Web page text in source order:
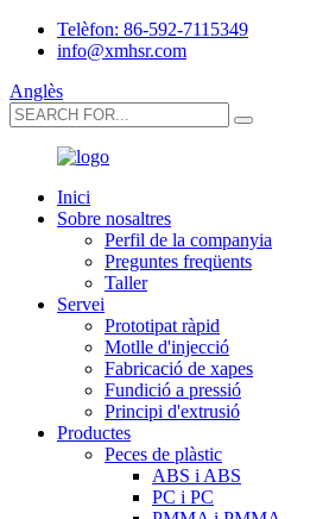
Telèfon: 86-592-7115349
info@xmhsr.com
Anglès
Inici
Sobre nosaltres
Perfil de la companyia
Preguntes freqüents
Taller
Servei
Prototipat ràpid
Motlle d'injecció
Fabricació de xapes
Fundició a pressió
Principi d'extrusió
Productes
Peces de plàstic
ABS i ABS
PC i PC